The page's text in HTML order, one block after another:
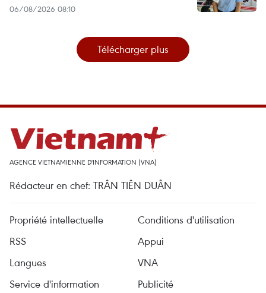
06/08/2026 08:10
Télécharger plus
AGENCE VIETNAMIENNE D'INFORMATION (VNA)
Rédacteur en chef: TRÂN TIÊN DUÂN
Propriété intellectuelle
Conditions d'utilisation
RSS
Appui
Langues
VNA
Service d'information
Publicité